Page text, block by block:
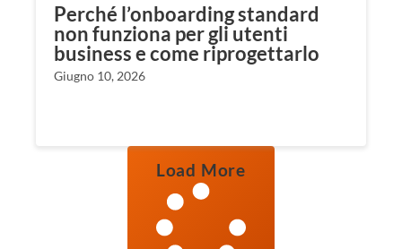
Perché l’onboarding standard
non funziona per gli utenti
business e come riprogettarlo
Giugno 10, 2026
Load More